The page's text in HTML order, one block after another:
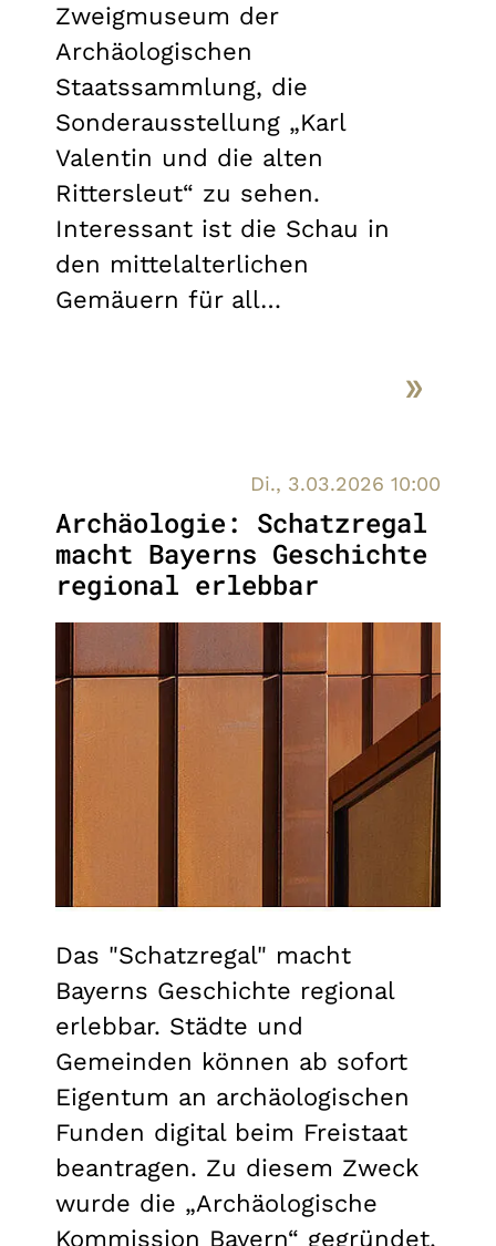
Zweigmuseum der
Archäologischen
Staatssammlung, die
Sonderausstellung „Karl
Valentin und die alten
Rittersleut“ zu sehen.
Interessant ist die Schau in
den mittelalterlichen
Gemäuern für all…
Di., 3.03.2026 10:00
Archäologie: Schatzregal
macht Bayerns Geschichte
regional erlebbar
Das "Schatzregal" macht
Bayerns Geschichte regional
erlebbar. Städte und
Gemeinden können ab sofort
Eigentum an archäologischen
Funden digital beim Freistaat
beantragen. Zu diesem Zweck
wurde die „Archäologische
Kommission Bayern“ gegründet.